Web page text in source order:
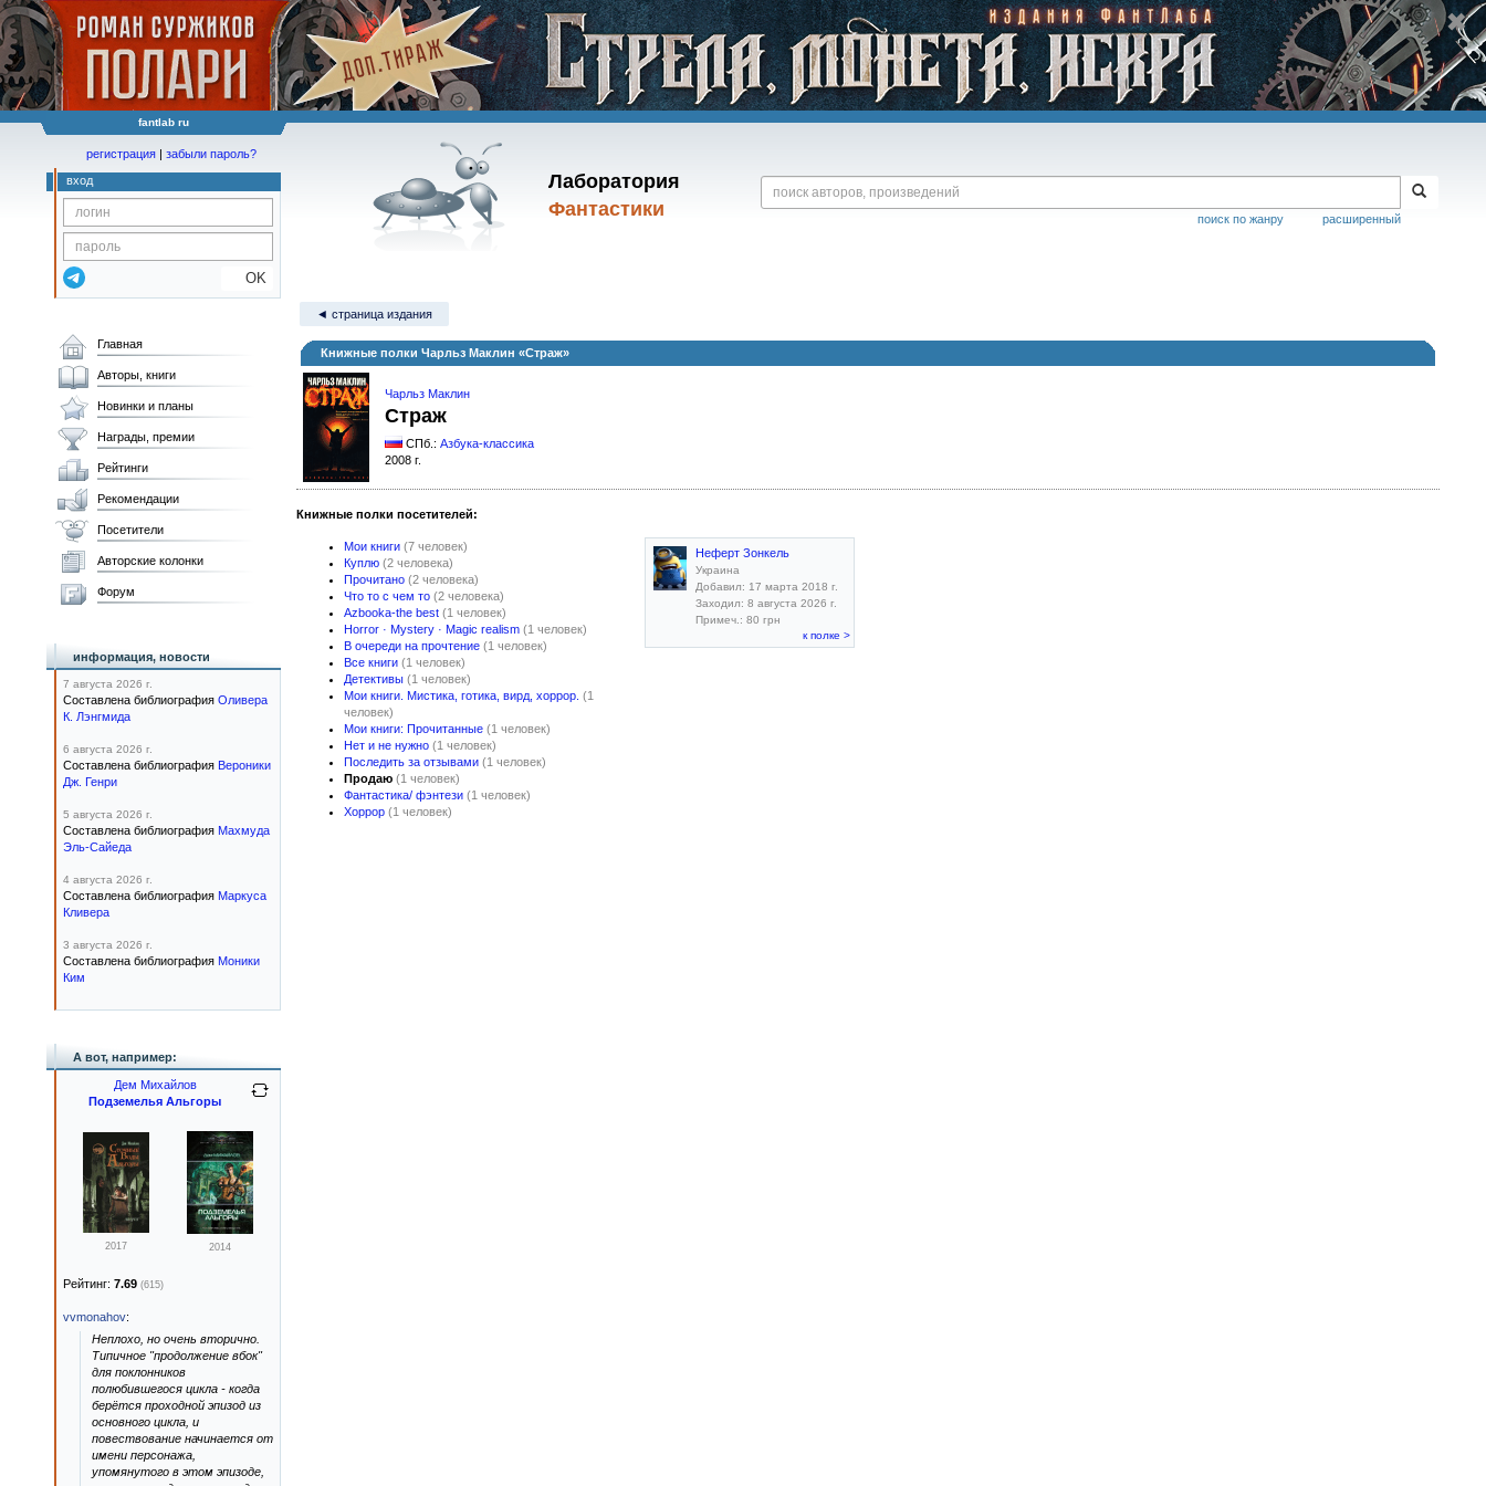
fantlab ru
Лаборатория
Фантастики
расширенный
поиск по жанру
регистрация | забыли пароль?
вход
OK
◄ страница издания
Книжные полки Чарльз Маклин «Страж»
Чарльз Маклин
Страж
СПб.: Азбука-классика
2008 г.
Книжные полки посетителей:
Мои книги (7 человек)
Куплю (2 человека)
Прочитано (2 человека)
Что то с чем то (2 человека)
Azbooka-the best (1 человек)
Horror · Mystery · Magic realism (1 человек)
В очереди на прочтение (1 человек)
Все книги (1 человек)
Детективы (1 человек)
Мои книги. Мистика, готика, вирд, хоррор. (1
человек)
Мои книги: Прочитанные (1 человек)
Нет и не нужно (1 человек)
Последить за отзывами (1 человек)
Продаю (1 человек)
Фантастика/ фэнтези (1 человек)
Хоррор (1 человек)
Неферт Зонкель
Украина
Добавил: 17 марта 2018 г.
Заходил: 8 августа 2026 г.
Примеч.: 80 грн
к полке >
Главная
Авторы, книги
Новинки и планы
Награды, премии
Рейтинги
Рекомендации
Посетители
Авторские колонки
Форум
информация, новости
7 августа 2026 г.
Составлена библиография Оливера
К. Лэнгмида
6 августа 2026 г.
Составлена библиография Вероники
Дж. Генри
5 августа 2026 г.
Составлена библиография Махмуда
Эль-Сайеда
4 августа 2026 г.
Составлена библиография Маркуса
Кливера
3 августа 2026 г.
Составлена библиография Моники
Ким
А вот, например:
Дем Михайлов
Подземелья Альгоры
2017 2014
Рейтинг: 7.69 (615)
vvmonahov:
Неплохо, но очень вторично.
Типичное "продолжение вбок"
для поклонников
полюбившегося цикла - когда
берётся проходной эпизод из
основного цикла, и
повествование начинается от
имени персонажа,
упомянутого в этом эпизоде,